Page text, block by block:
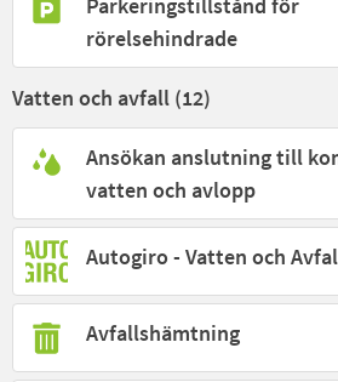
Parkeringstillstånd för
rörelsehindrade
Vatten och avfall (12)
Ansökan anslutning till
vatten och avlopp
Autogiro - Vatten och
Avfallshämtning